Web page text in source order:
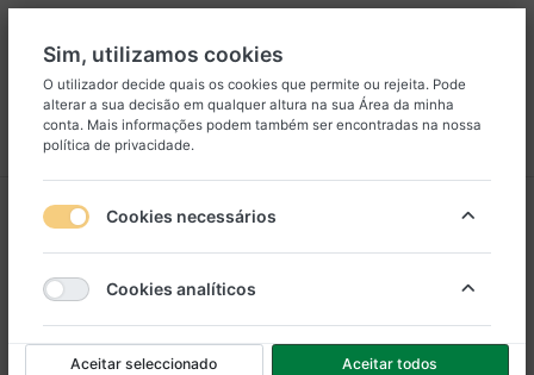
Menu Iniciar sessão
8
Sim, utilizamos cookies
O utilizador decide quais os cookies que permite ou rejeita. Pode
alterar a sua decisão em qualquer altura na sua Área da minha
conta. Mais informações podem também ser encontradas na nossa
política de privacidade.
Cookies necessários
Cookies analíticos
Aceitar seleccionado Aceitar todos